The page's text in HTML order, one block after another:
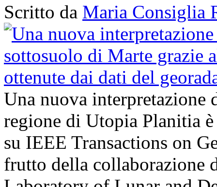
Scritto da Maria Consiglia
Una nuova interpretazione
regione di Utopia Planitia
su IEEE Transactions on
frutto della collaborazione